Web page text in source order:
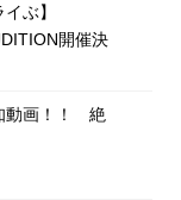
ぶ】
開催決
動画！！ 絶